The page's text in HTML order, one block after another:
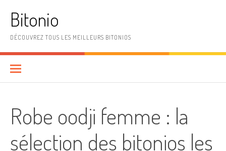
contenuBitonio
DÉCOUVREZ TOUS LES MEILLEURS BITONIOS
Robe oodji femme : la
sélection des bitonios les